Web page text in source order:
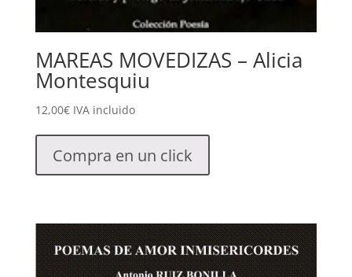
MAREAS MOVEDIZAS – Alicia
Montesquiu
12,00€ IVA incluido
Compra en un click